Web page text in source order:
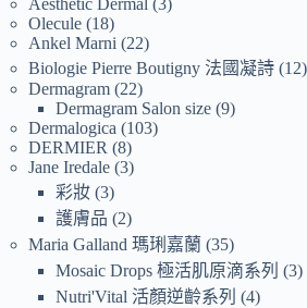
Aesthetic Dermal 3
Olecule 18
Ankel Marni
22
Biologie Pierre Boutigny 法國凝詩 12
Dermagram 22
Dermagram Salon size 9
Dermalogica
103
DERMIER
8
Jane Iredale 3
彩妝 3
護膚品
2
Maria Galland 瑪琍嘉蘭 35
Mosaic Drops 極活肌原滴系列
3
Nutri'Vital 活顏逆齡系列
4